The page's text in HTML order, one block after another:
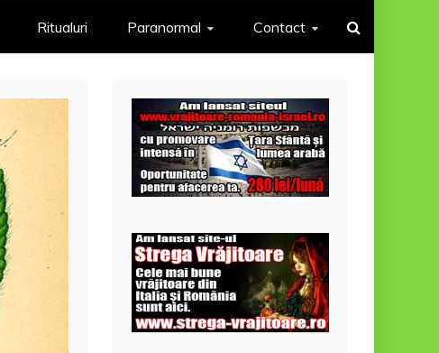
Ritualuri Paranormal Contact